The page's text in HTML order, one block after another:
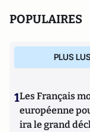
POPULAIRES
PLUS
1Les Français
européenne
ira le grand